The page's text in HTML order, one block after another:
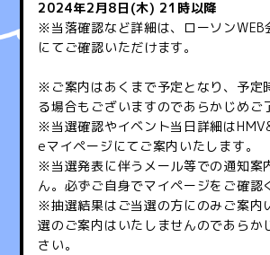
2024年2月8日(木) 21時以降
※当落確認など詳細は、ローソンWEB
にてご確認いただけます。
※ご案内はあくまで予定となり、予定
る場合もございますのであらかじめご
※当選確認やイベント当日詳細は
eマイページにてご案内いたします。
※当選発表に伴うメール等での通知案
ん。必ずご自身でマイページをご確認
※抽選結果はご当選の方にのみご案内
選のご案内はいたしませんのであらか
さい。